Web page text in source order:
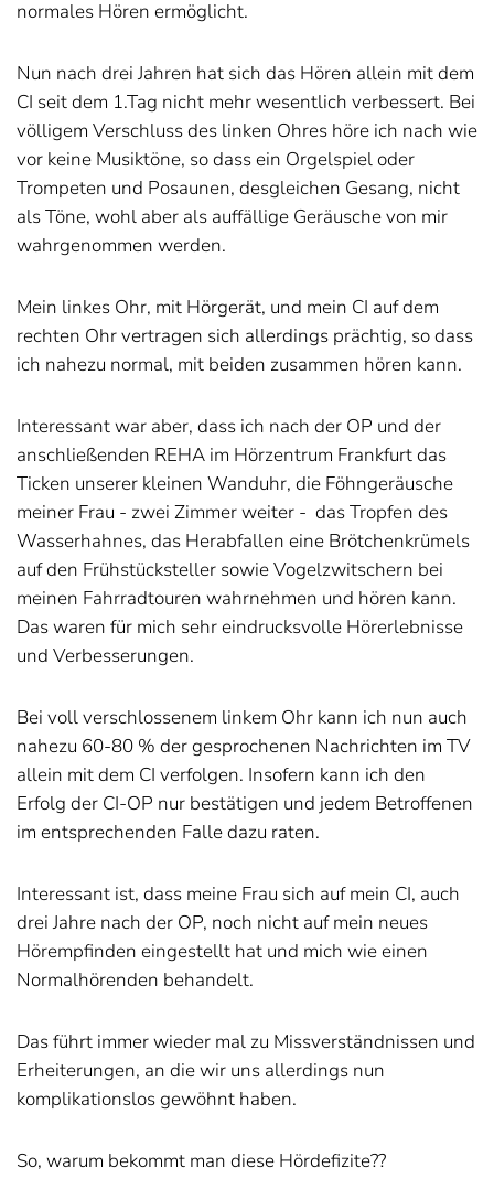
normales Hören ermöglicht.
Nun nach drei Jahren hat sich das Hören allein mit dem
CI seit dem 1.Tag nicht mehr wesentlich verbessert. Bei
völligem Verschluss des linken Ohres höre ich nach wie
vor keine Musiktöne, so dass ein Orgelspiel oder
Trompeten und Posaunen, desgleichen Gesang, nicht
als Töne, wohl aber als auffällige Geräusche von mir
wahrgenommen werden.
Mein linkes Ohr, mit Hörgerät, und mein CI auf dem
rechten Ohr vertragen sich allerdings prächtig, so dass
ich nahezu normal, mit beiden zusammen hören kann.
Interessant war aber, dass ich nach der OP und der
anschließenden REHA im Hörzentrum Frankfurt das
Ticken unserer kleinen Wanduhr, die Föhngeräusche
meiner Frau - zwei Zimmer weiter - das Tropfen des
Wasserhahnes, das Herabfallen eine Brötchenkrümels
auf den Frühstücksteller sowie Vogelzwitschern bei
meinen Fahrradtouren wahrnehmen und hören kann.
Das waren für mich sehr eindrucksvolle Hörerlebnisse
und Verbesserungen.
Bei voll verschlossenem linkem Ohr kann ich nun auch
nahezu 60-80 % der gesprochenen Nachrichten im TV
allein mit dem CI verfolgen. Insofern kann ich den
Erfolg der CI-OP nur bestätigen und jedem Betroffenen
im entsprechenden Falle dazu raten.
Interessant ist, dass meine Frau sich auf mein CI, auch
drei Jahre nach der OP, noch nicht auf mein neues
Hörempfinden eingestellt hat und mich wie einen
Normalhörenden behandelt.
Das führt immer wieder mal zu Missverständnissen und
Erheiterungen, an die wir uns allerdings nun
komplikationslos gewöhnt haben.
So, warum bekommt man diese Hördefizite??